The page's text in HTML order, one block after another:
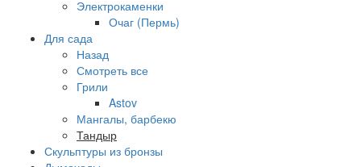
Электрокаменки
Очаг (Пермь)
Для сада
Назад
Смотреть все
Грили
Astov
Мангалы, барбекю
Тандыр
Скульптуры из бронзы